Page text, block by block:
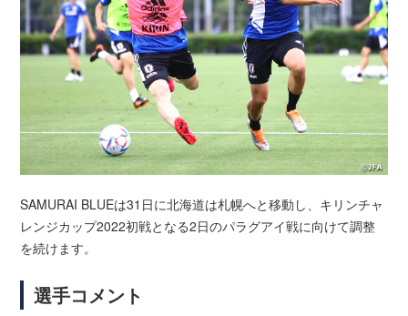
SAMURAI BLUEは31日に北海道は札幌へと移動し、キリンチャ
レンジカップ2022初戦となる2日のパラグアイ戦に向けて調整
を続けます。
選手コメント